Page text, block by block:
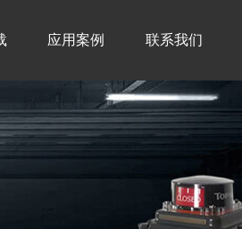
应用案例 联系我们